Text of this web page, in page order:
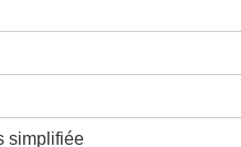
simplifiée